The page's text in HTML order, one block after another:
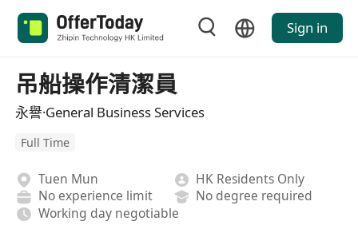
Sign in
吊船操作清潔員
永譽·General Business Services
Full Time
Tuen Mun
HK Residents Only
No experience limit
No degree required
Working day negotiable